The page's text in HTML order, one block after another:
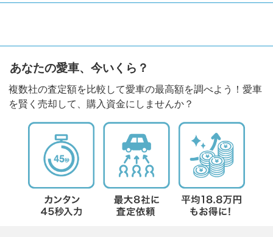
あなたの愛車、今いくら？
複数社の査定額を比較して愛車の最高額を調べよう！愛車
を賢く売却して、購入資金にしませんか？